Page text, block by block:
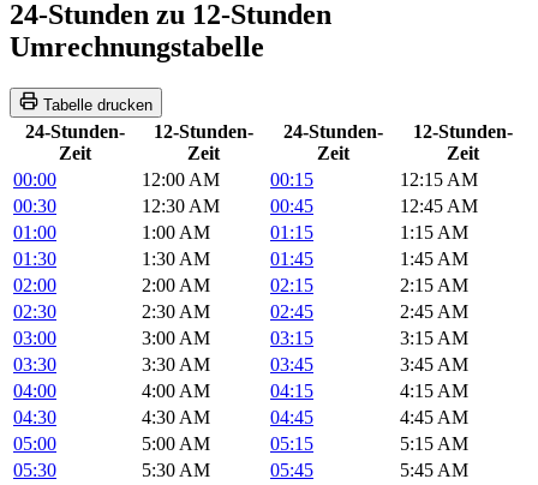
24-Stunden zu 12-Stunden
Umrechnungstabelle
Tabelle drucken
24-Stunden-
Zeit
12-Stunden-
Zeit
24-Stunden-
Zeit
12-Stunden-
Zeit
00:00
12:00 AM 00:15
12:15 AM
00:30
12:30 AM 00:45
12:45 AM
01:00
1:00 AM 01:15
1:15 AM
01:30
1:30 AM 01:45
1:45 AM
02:00
2:00 AM 02:15
2:15 AM
02:30
2:30 AM 02:45
2:45 AM
03:00
3:00 AM 03:15
3:15 AM
03:30
3:30 AM 03:45
3:45 AM
04:00
4:00 AM 04:15
4:15 AM
04:30
4:30 AM 04:45
4:45 AM
05:00
5:00 AM 05:15
5:15 AM
05:30
5:30 AM 05:45
5:45 AM